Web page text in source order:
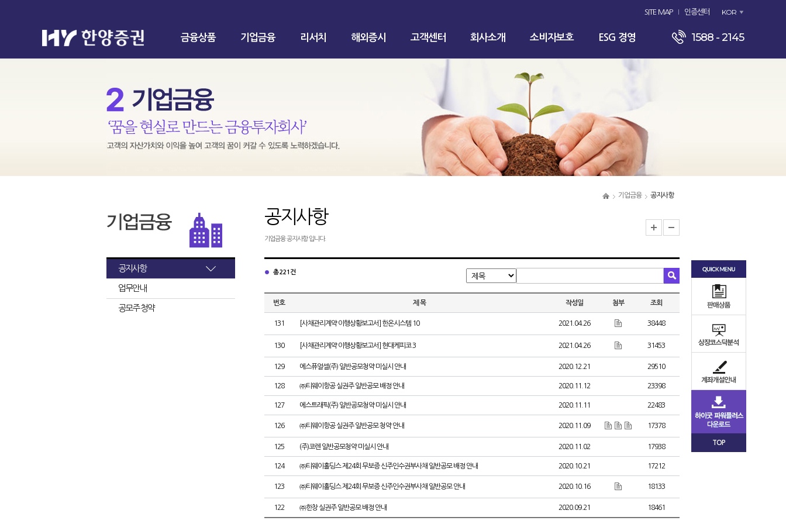
SITE MAP 인증센터 KOR
금융상품 기업금융 리서치 해외증시 고객센터 회사소개 소비자보호 ESG 경영 1588 - 2145
기업금융 공지사항
공지사항
업무안내
공모주 청약
공지사항
기업금융 공지사항 입니다.
총 221건
번호 제 목 작성일 첨부 조회
131 [사채관리계약 이행상황보고서] 한온시스템 10 2021.04.26 38448
130 [사채관리계약 이행상황보고서] 현대케피코 3 2021.04.26 31453
129 에스퓨얼셀(주) 일반공모청약 미실시 안내 2020.12.21 29510
128 ㈜티웨이항공 실권주 일반공모 배정 안내 2020.11.12 23398
127 에스트래픽(주) 일반공모청약 미실시 안내 2020.11.11 22483
126 ㈜티웨이항공 실권주 일반공모 청약 안내 2020.11.09 17378
125 (주)코렌 일반공모청약 미실시 안내 2020.11.02 17938
124 ㈜티웨이홀딩스 제24회 무보증 신주인수권부사채 일반공모 배정 안내 2020.10.21 17212
123 ㈜티웨이홀딩스 제24회 무보증 신주인수권부사채 일반공모 안내 2020.10.16 18133
122 ㈜한창 실권주 일반공모 배정 안내 2020.09.21 18461
TOP